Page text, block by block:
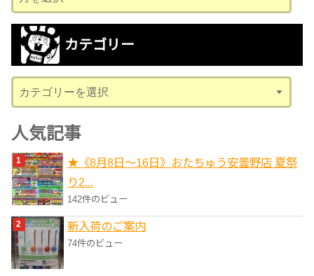
ー
カ
ブ
カテゴリー
テ
ゴ
リ
ー
人気記事
★《8月8日～16日》おたちゅう安曇野店 夏祭
り2...
142件のビュー
新入荷のご案内
74件のビュー